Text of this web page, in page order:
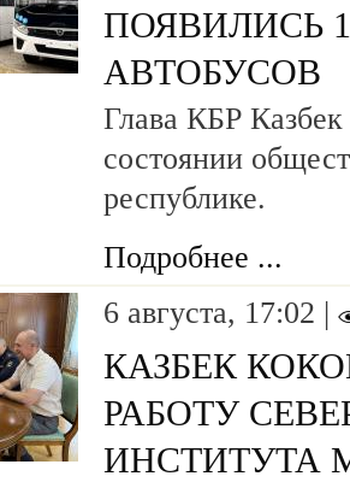
ПОЯВИЛИСЬ
АВТОБУСОВ
Глава КБР
состоянии
республике.
Подробнее ...
6 августа, 17:02 |
КАЗБЕК
РАБОТУ
ИНСТИТУТА